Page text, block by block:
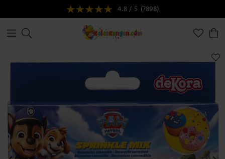
4.8 / 5 (7898)